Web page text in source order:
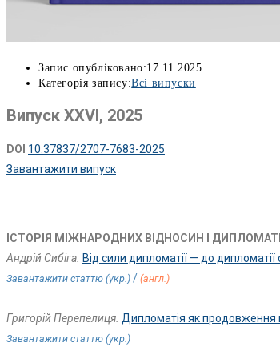
Запис опубліковано:17.11.2025
Категорія запису:Всі випуски
Випуск ХХVІ, 2025
DOI 10.37837/2707-7683-2025
Завантажити випуск
ІСТОРІЯ МІЖНАРОДНИХ ВІДНОСИН І ДИПЛОМАТІЇ
Андрій Сибіга. Від сили дипломатії — до дипломатії
Завантажити статтю (укр.) / (англ.)
Григорій Перепелиця. Дипломатія як продовження
Завантажити статтю (укр.)